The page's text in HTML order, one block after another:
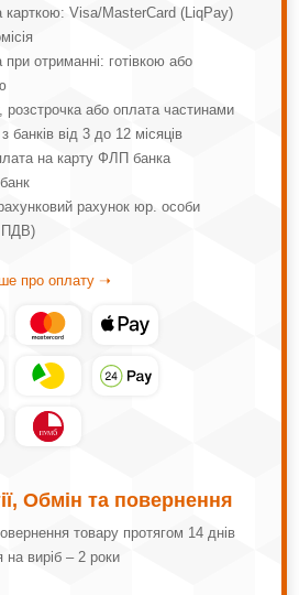
карткою: Visa/MasterCard (LiqPay)
отриманні: готівкою або
розстрочка або оплата частинами
банків від 3 до 12 місяців
на карту ФЛП банка
рахунок юр. особи
про оплату ➝
Обмін та повернення
товару протягом 14 днів
на виріб – 2 роки